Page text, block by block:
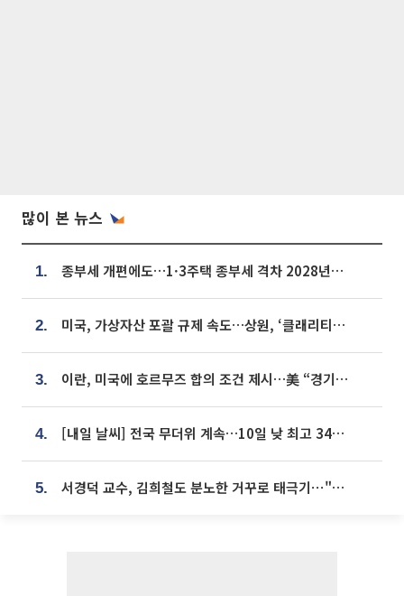
많이 본 뉴스
1. 종부세 개편에도…1·3주택 종부세 격차 2028년부터 확대
2. 미국, 가상자산 포괄 규제 속도…상원, ‘클래리티법’ 9월 절차투표 추진
3. 이란, 미국에 호르무즈 합의 조건 제시…美 “경기 아직 안 끝나” [종합]
4. [내일 날씨] 전국 무더위 계속…10일 낮 최고 34도 육박
5. 서경덕 교수, 김희철도 분노한 거꾸로 태극기⋯"엉터리는 아냐, 아쉬울 뿐"